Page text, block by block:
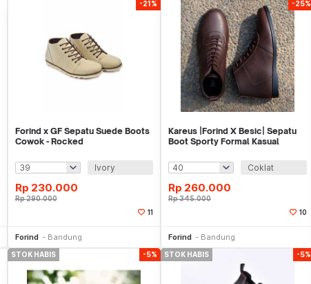
-21%
Forind x GF Sepatu Suede Boots
Cowok - Rocked
Ivory
Rp 230.000
Rp290.000
11
Forind Bandung
-25%
Kareus |Forind X Besic| Sepatu
Boot Sporty Formal Kasual
Coklat
Rp 260.000
Rp345.000
10
Forind Bandung
STOK HABIS -5% STOK HABIS -5%